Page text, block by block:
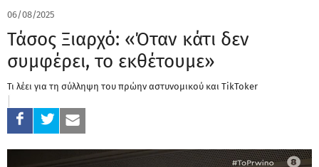
06/08/2025
Τάσος Ξιαρχό: «Όταν κάτι δεν
συμφέρει, το εκθέτουμε»
Τι λέει για τη σύλληψη του πρώην αστυνομικού και TikToker